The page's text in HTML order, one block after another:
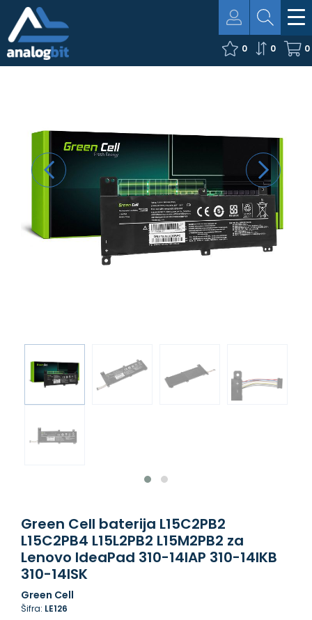
0
0
0
Green Cell baterija L15C2PB2
L15C2PB4 L15L2PB2 L15M2PB2 za
Lenovo IdeaPad 310-14IAP 310-14IKB
310-14ISK
Green Cell
Šifra: LE126